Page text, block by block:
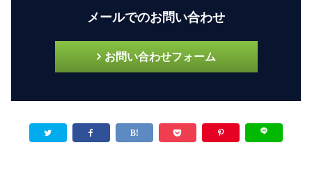
メールでのお問い合わせ
お問い合わせフォーム